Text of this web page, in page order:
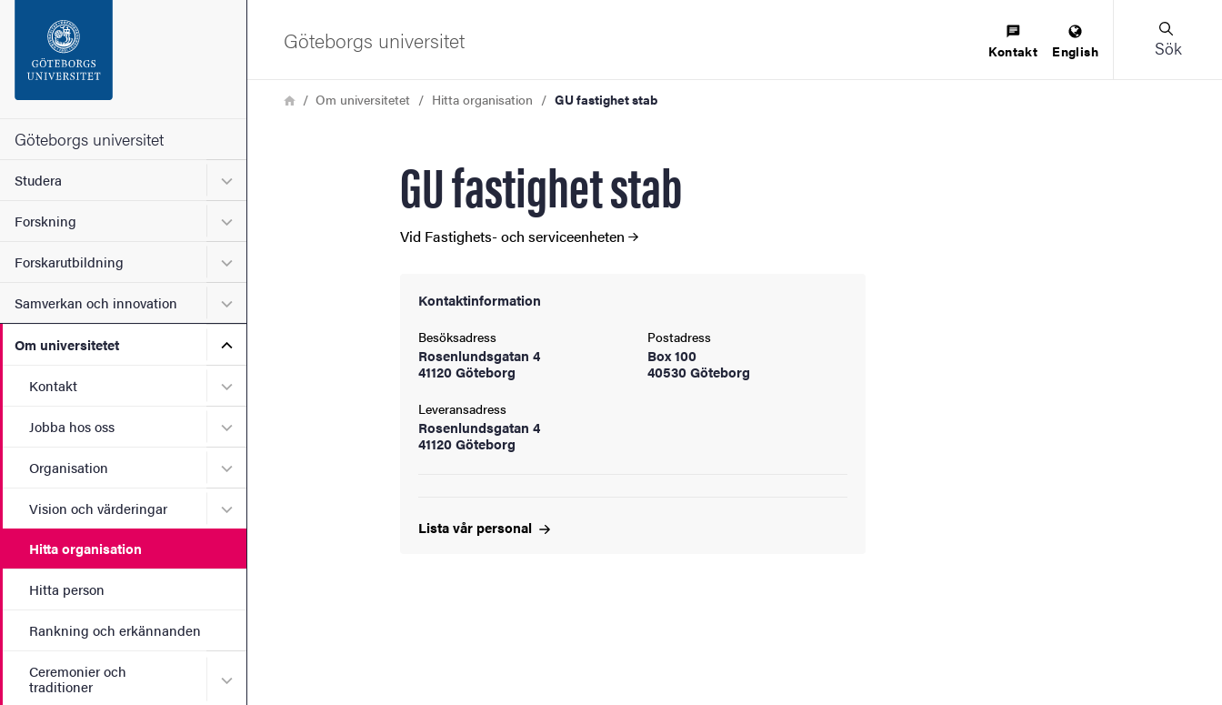
Sidfoten
Om webbplatsen
Göteborgs universitet
Studera Undermeny för Studera
Forskning Undermeny för Forskning
Forskarutbildning Undermeny för Forskarutbildning
Samverkan och innovation Undermeny för Samverkan och innovation
Om universitetet Undermeny för Om universitetet
Kontakt Undermeny för Kontakt
Jobba hos oss Undermeny för Jobba hos oss
Organisation Undermeny för Organisation
Vision och värderingar Undermeny för Vision och värderingar
Hitta organisation
Hitta person
Rankning och erkännanden
Ceremonier och
traditioner
Undermeny för Ceremonier och traditioner
Göteborgs universitet Kontakt English Sök
LänkstigHemOm universitetet Hitta organisation GU fastighet stab
GU fastighet stab
Vid Fastighets- och serviceenheten
Kontaktinformation
Besöksadress
Rosenlundsgatan 4
41120 Göteborg
Postadress
Box 100
40530 Göteborg
Leveransadress
Rosenlundsgatan 4
41120 Göteborg
Lista vår personal